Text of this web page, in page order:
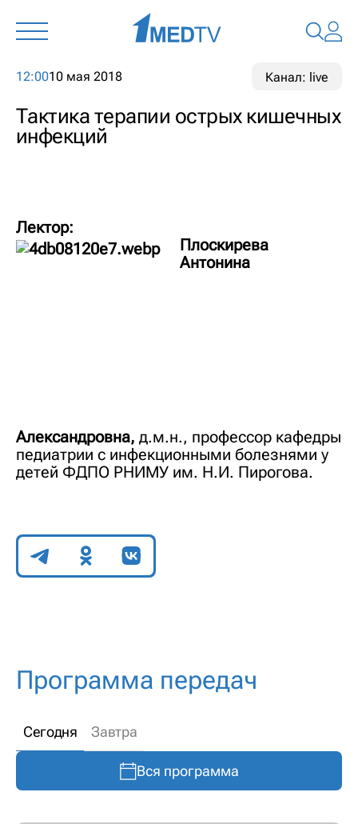
12:0010 мая 2018 Канал: live
Тактика терапии острых кишечных
инфекций
Лектор:
Плоскирева
Антонина
Александровна, д.м.н., профессор кафедры
педиатрии с инфекционными болезнями у
детей ФДПО РНИМУ им. Н.И. Пирогова.
Поделиться
Программа передач
Сегодня Завтра
Вся программа